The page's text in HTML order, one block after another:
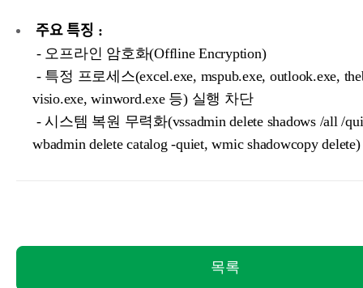
주요 특징 :
- 오프라인 암호화(Offline Encryption)
- 특정 프로세스(excel.exe, mspub.exe, outlook.exe,
visio.exe, winword.exe 등) 실행 차단
- 시스템 복원 무력화(vssadmin delete shadows /all /
wbadmin delete catalog -quiet, wmic shadowcopy delete)
목록